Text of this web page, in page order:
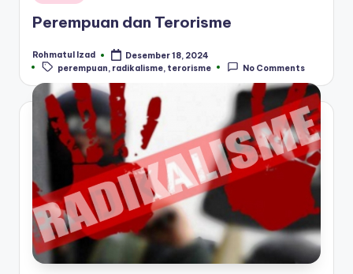
in
Perempuan dan Terorisme
Posted
by
Rohmatul Izad Desember 18, 2024
Tags:
perempuan radikalisme terorisme No Comments